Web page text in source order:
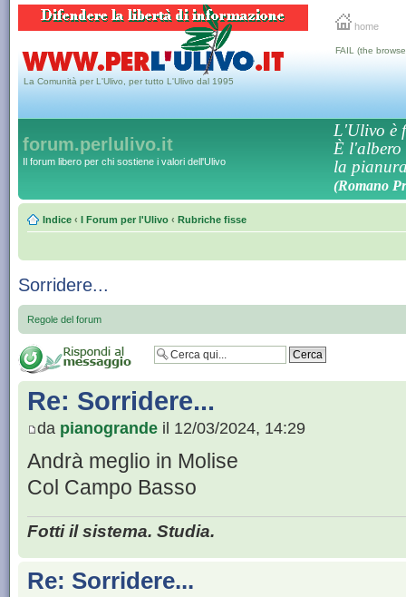
home
La Comunità per L'Ulivo, per tutto L'Ulivo dal 1995
FAIL (the
forum.perlulivo.it
Il forum libero per chi sostiene i valori dell'Ulivo
L'Ulivo è
È l'albero
la
(Romano
Indice ‹ I Forum per l'Ulivo ‹ Rubriche fisse
Sorridere...
Regole del forum
Re: Sorridere...
da pianogrande il 12/03/2024, 14:29
Andrà meglio in Molise
Col Campo Basso
Fotti il sistema. Studia.
Re: Sorridere...